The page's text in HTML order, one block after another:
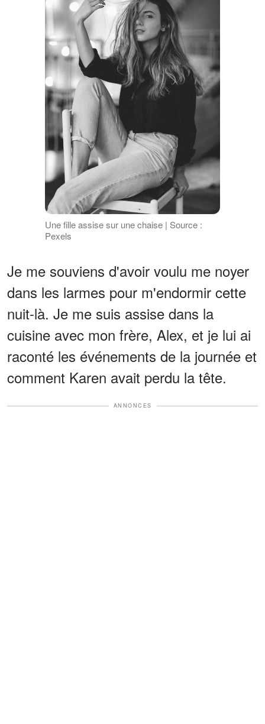
Une fille assise sur une chaise | Source :
Pexels
Je me souviens d'avoir voulu me noyer
dans les larmes pour m'endormir cette
nuit-là. Je me suis assise dans la
cuisine avec mon frère, Alex, et je lui ai
raconté les événements de la journée et
comment Karen avait perdu la tête.
ANNONCES